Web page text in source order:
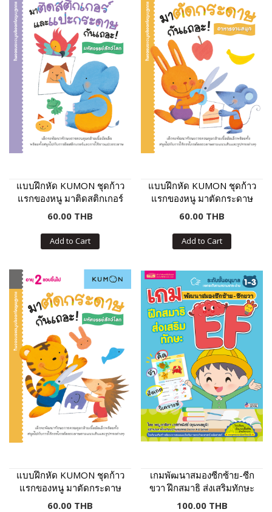
แบบฝึกหัด KUMON ชุดก้าว
แรกของหนู มาติดสติกเกอร์
และแปะกระดาษกันเถอะ :
มหัศจรรย์สัตว์โลก
60.00 THB
Add to Cart
แบบฝึกหัด KUMON ชุดก้าว
แรกของหนู มาตัดกระดาษ
กันเถอะ : อาหารจานสนุก
60.00 THB
Add to Cart
แบบฝึกหัด KUMON ชุดก้าว
แรกของหนู มาตัดกระดาษ
กันเถอะ : มหัศจรรย์สัตว์โลก
60.00 THB
เกมพัฒนาสมองซีกซ้าย-ซีก
ขวา ฝึกสมาธิ ส่งเสริมทักษะ
EF
100.00 THB